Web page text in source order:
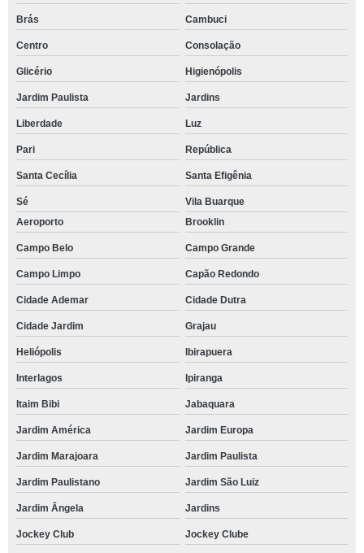
Brás Cambuci
Centro Consolação
Glicério Higienópolis
Jardim Paulista Jardins
Liberdade Luz
Pari República
Santa Cecília Santa Efigênia
Sé
Vila Buarque
Aeroporto
Brooklin
Campo Belo Campo Grande
Campo Limpo Capão Redondo
Cidade Ademar Cidade Dutra
Cidade Jardim Grajau
Heliópolis Ibirapuera
Interlagos Ipiranga
Itaim Bibi Jabaquara
Jardim América Jardim Europa
Jardim Marajoara Jardim Paulista
Jardim Paulistano Jardim São Luiz
Jardim Ângela Jardins
Jockey Club Jockey Clube